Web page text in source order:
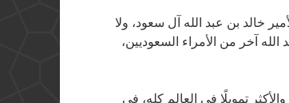
خالد بن عبد الله آل سعود، ولا
آخر من الأمراء السعوديين،
تمويلًا فى العالم كله، في